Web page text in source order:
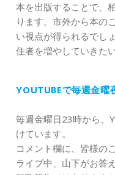
本を出版することで、
ります。市外から本の
い視点が得られるでし
住者を増やしていきたい
YOUTUBEで毎週金曜
毎週金曜日23時から、
けています。
コメント欄に、皆様の
ライブ中、山下がお答